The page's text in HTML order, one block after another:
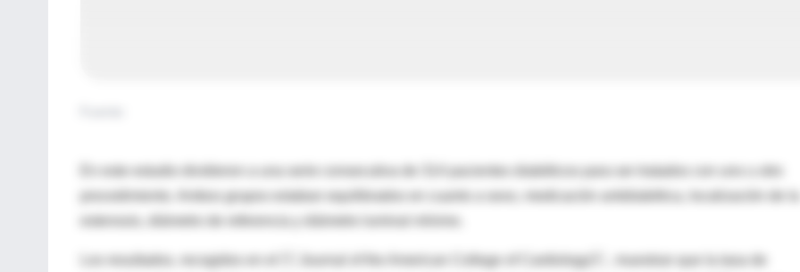
procedimiento. Ambos grupos estaban equilibrados en cuanto a sexo, medicación antidiabética, localización de la
Los resultados, recogidos en el  Journal of the American College of Cardiology , muestran que la tasa de